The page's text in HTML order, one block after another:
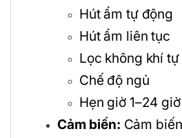
Hút ẩm tự động
Hút ẩm liên tục
Lọc không khí
Chế độ ngủ
Hẹn giờ 1–24 giờ
Cảm biến: Cảm